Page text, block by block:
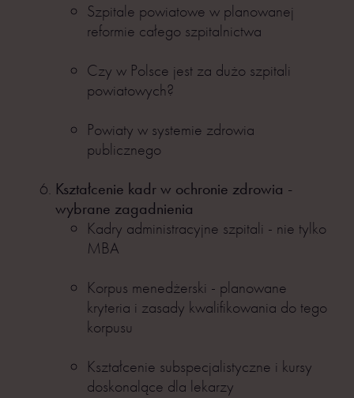
Szpitale powiatowe w planowanej
reformie całego szpitalnictwa
Czy w Polsce jest za dużo szpitali
powiatowych?
Powiaty w systemie zdrowia
publicznego
Kształcenie kadr w ochronie zdrowia -
wybrane zagadnienia
Kadry administracyjne szpitali - nie tylko
MBA
Korpus menedżerski - planowane
kryteria i zasady kwalifikowania do tego
korpusu
Kształcenie subspecjalistyczne i kursy
doskonalące dla lekarzy